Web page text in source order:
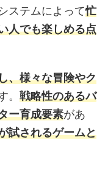
ステムによって忙
人でも楽しめる点
、様々な冒険やク
。 戦略性のあるバ
ー育成要素があ
試されるゲームと